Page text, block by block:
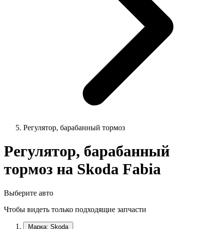
Регулятор, барабанный тормоз
Регулятор, барабанный
тормоз на Skoda Fabia
Выберите авто
Чтобы видеть только подходящие запчасти
Марка: Skoda